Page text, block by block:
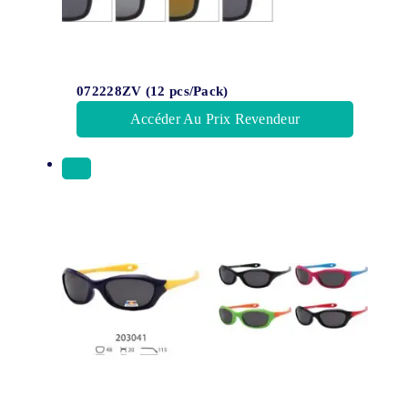
072228ZV (12 pcs/Pack)
Accéder Au Prix Revendeur